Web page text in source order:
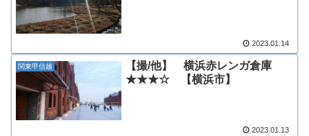
2023.01.14
関東甲信越
【撮/他】 横浜赤レンガ倉庫
★★★☆ 【横浜市】
2023.01.13